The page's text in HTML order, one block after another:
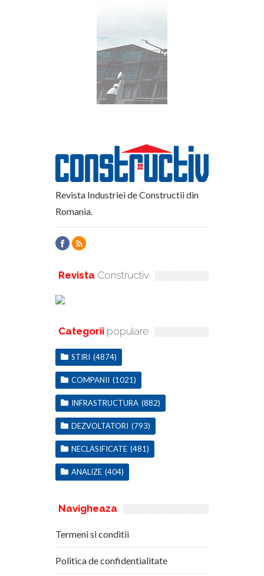
Revista Industriei de Constructii din
Romania.
Revista Constructiv
Categorii populare
STIRI (4874)
COMPANII (1021)
INFRASTRUCTURA (882)
DEZVOLTATORI (793)
NECLASIFICATE (481)
ANALIZE (404)
Navigheaza
Termeni si conditii
Politica de confidentialitate